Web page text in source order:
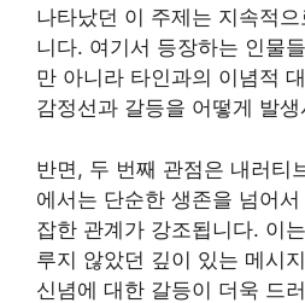
나타났던 이 주제는 지속적
니다. 여기서 등장하는 인물
만 아니라 타인과의 이념적
감정선과 갈등을 어떻게 발
반면, 두 번째 관점은 내러티
에서는 단순한 생존을 넘어
잡한 관계가 강조됩니다. 이
루지 않았던 깊이 있는 메시
신념에 대한 갈등이 더욱 드